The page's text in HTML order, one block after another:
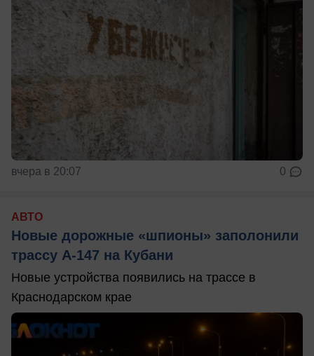
вчера в 20:07 0
АВТО
Новые дорожные «шпионы» заполонили
трассу А-147 на Кубани
Новые устройства появились на трассе в
Краснодарском крае